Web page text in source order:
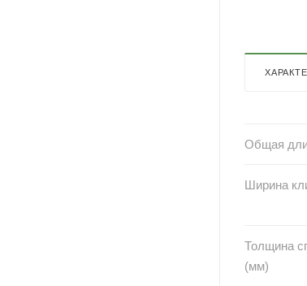
Общая
Ширина
Толщина
(мм)